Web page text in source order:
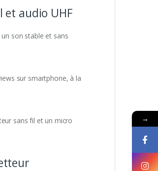
audio UHF
son stable et sans
sur smartphone, à la
sans fil et un micro
→